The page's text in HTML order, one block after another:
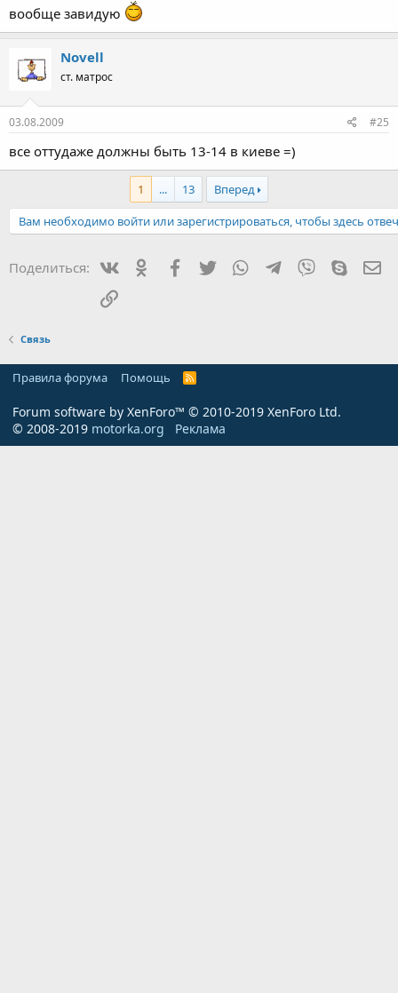
вообще завидую
Novell
ст. матрос
03.08.2009 #25
все оттудаже должны быть 13-14 в киеве =)
1 ... 13
Вперед
Вам необходимо войти или зарегистрироваться, чтобы здесь
Поделиться: ВконтактеОдноклассники
Facebook
TwitterWhatsAppTelegram
Viber Skype
Ссылка
Связь
Правила форума Помощь
R
Forum software by XenForo™ © 2010-2019 XenForo Ltd.
© 2008-2019 motorka.org Реклама